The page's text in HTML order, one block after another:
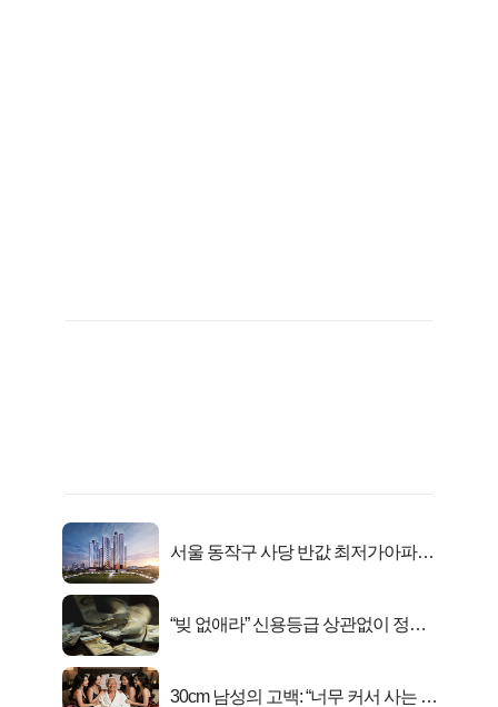
서울 동작구 사당 반값 최저가아파트
“빚 없애라” 신용등급 상관없이 정부
30cm 남성의 고백: “너무 커서 사는 게